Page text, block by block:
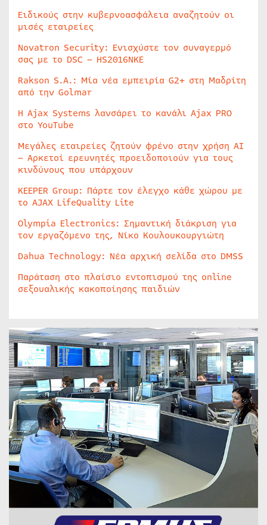
Ειδικούς στην κυβερνοασφάλεια αναζητούν οι
μισές εταιρείες
Novatron Security: Ενισχύστε τον συναγερμό
σας με το DSC – HS2016NKE
Rakson S.A.: Μία νέα εμπειρία G2+ στη Μαδρίτη
από την Golmar
Η Ajax Systems λανσάρει το κανάλι Ajax PRO
στο YouTube
Μεγάλες εταιρείες ζητούν φρένο στην χρήση AI
– Αρκετοί ερευνητές προειδοποιούν για τους
κινδύνους που υπάρχουν
KEEPER Group: Πάρτε τον έλεγχο κάθε χώρου με
το AJAX LifeQuality Lite
Olympia Electronics: Σημαντική διάκριση για
τον εργαζόμενο της, Νίκο Κουλουκουργιώτη
Dahua Technology: Νέα αρχική σελίδα στο DMSS
Παράταση στο πλαίσιο εντοπισμού της online
σεξουαλικής κακοποίησης παιδιών